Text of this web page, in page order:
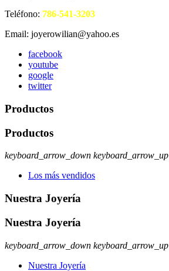
Teléfono: 786-541-3203
Email: joyerowilian@yahoo.es
facebook
youtube
google
twitter
Productos
Productos
keyboard_arrow_down keyboard_arrow_up
Los más vendidos
Nuestra Joyería
Nuestra Joyería
keyboard_arrow_down keyboard_arrow_up
Nuestra Joyería